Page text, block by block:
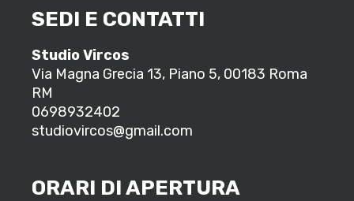
SEDI E CONTATTI
Studio Vircos
Via Magna Grecia 13, Piano 5, 00183 Roma
RM
0698932402
studiovircos@gmail.com
ORARI DI APERTURA